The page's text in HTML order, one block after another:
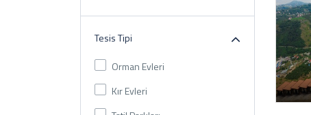
Tesis Tipi
Orman Evleri
Kır Evleri